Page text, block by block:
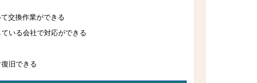
交換作業ができる
いる会社で対応ができる
旧できる